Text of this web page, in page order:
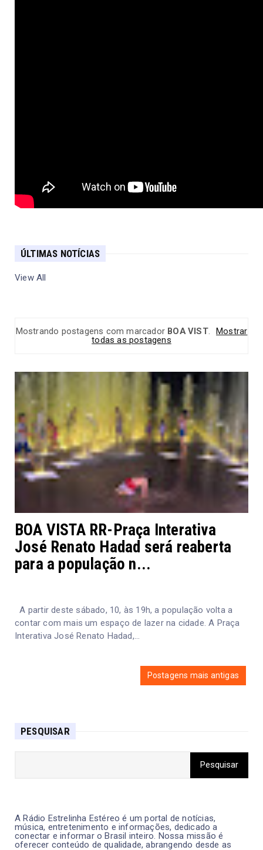
ÚLTIMAS NOTÍCIAS
View All
Mostrando postagens com marcador BOA VIST.
Mostrar
todas as postagens
BOA VISTA RR-Praça Interativa
José Renato Hadad será reaberta
para a população n...
A partir deste sábado, 10, às 19h, a população volta a
contar com mais um espaço de lazer na cidade. A Praça
Interativa José Renato Hadad,...
Postagens mais antigas
PESQUISAR
A Rádio Estrelinha Estéreo é um portal de notícias,
música, entretenimento e informações, dedicado a
conectar e informar o Brasil inteiro. Nossa missão é
oferecer conteúdo de qualidade, abrangendo desde as